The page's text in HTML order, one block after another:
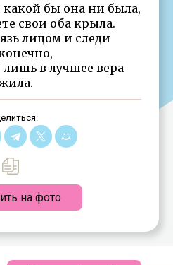
бы она ни была,
свои оба крыла.
лицом и следи
лишь в лучшее вера
на фото